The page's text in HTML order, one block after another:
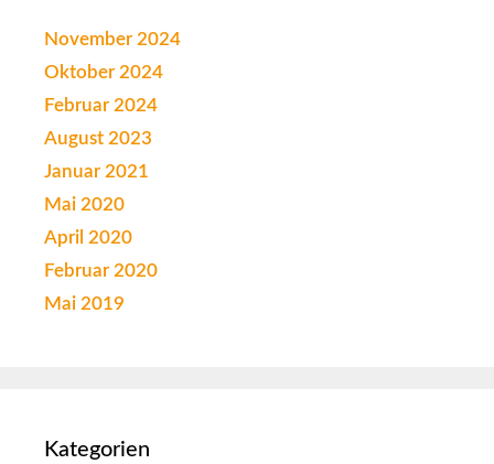
November 2024
Oktober 2024
Februar 2024
August 2023
Januar 2021
Mai 2020
April 2020
Februar 2020
Mai 2019
Kategorien